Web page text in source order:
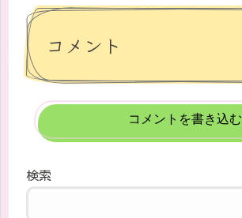
コメント
コメントを書き込む
検索